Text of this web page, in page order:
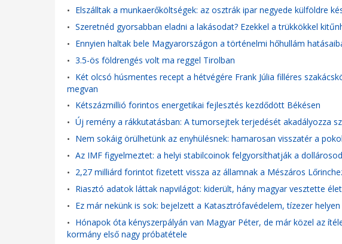
• Elszálltak a munkaerőköltségek: az osztrák ipar negyede külföldre
• Szeretnéd gyorsabban eladni a lakásodat? Ezekkel a trükkökkel
• Ennyien haltak bele Magyarországon a történelmi hőhullám
• 3.5-ös földrengés volt ma reggel Tirolban
• Két olcsó húsmentes recept a hétvégére Frank Júlia filléres
megvan
• Kétszázmillió forintos energetikai fejlesztés kezdődött Békésen
• Új remény a rákkutatásban: A tumorsejtek terjedését akadályozza
• Nem sokáig örülhetünk az enyhülésnek: hamarosan visszatér a
• Az IMF figyelmeztet: a helyi stabilcoinok felgyorsíthatják a
• 2,27 milliárd forintot fizetett vissza az államnak a Mészáros
• Riasztó adatok láttak napvilágot: kiderült, hány magyar vesztette
• Ez már nekünk is sok: bejelzett a Katasztrófavédelem, tízezer
• Hónapok óta kényszerpályán van Magyar Péter, de már közel az
kormány első nagy próbatétele